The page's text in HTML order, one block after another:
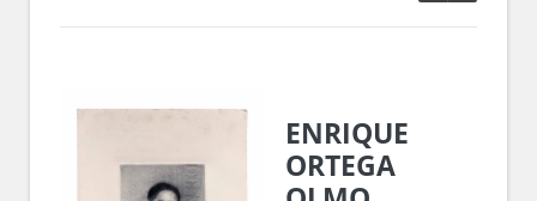
ENRIQUE
ORTEGA